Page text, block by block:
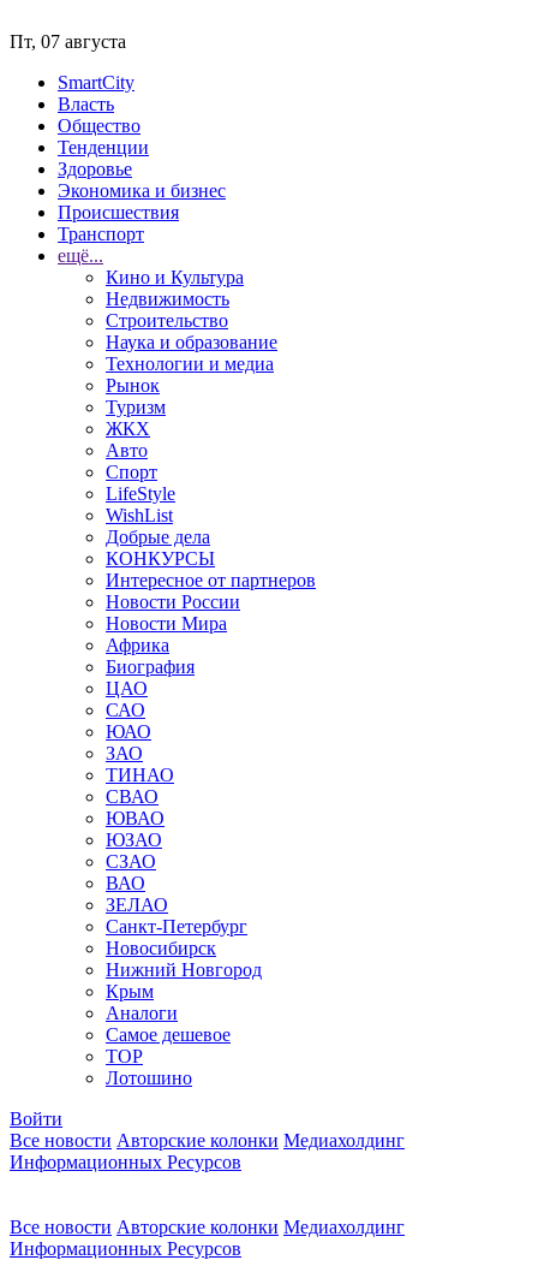
Пт, 07 августа
SmartCity
Власть
Общество
Тенденции
Здоровье
Экономика и бизнес
Происшествия
Транспорт
ещё...
Кино и Культура
Недвижимость
Строительство
Наука и образование
Технологии и медиа
Рынок
Туризм
ЖКХ
Авто
Спорт
LifeStyle
WishList
Добрые дела
КОНКУРСЫ
Интересное от партнеров
Новости России
Новости Мира
Африка
Биография
ЦАО
САО
ЮАО
ЗАО
ТИНАО
СВАО
ЮВАО
ЮЗАО
СЗАО
ВАО
ЗЕЛАО
Санкт-Петербург
Новосибирск
Нижний Новгород
Крым
Аналоги
Самое дешевое
TOP
Лотошино
Войти
Все новости Авторские колонки Медиахолдинг
Информационных Ресурсов
Все новости Авторские колонки Медиахолдинг
Информационных Ресурсов